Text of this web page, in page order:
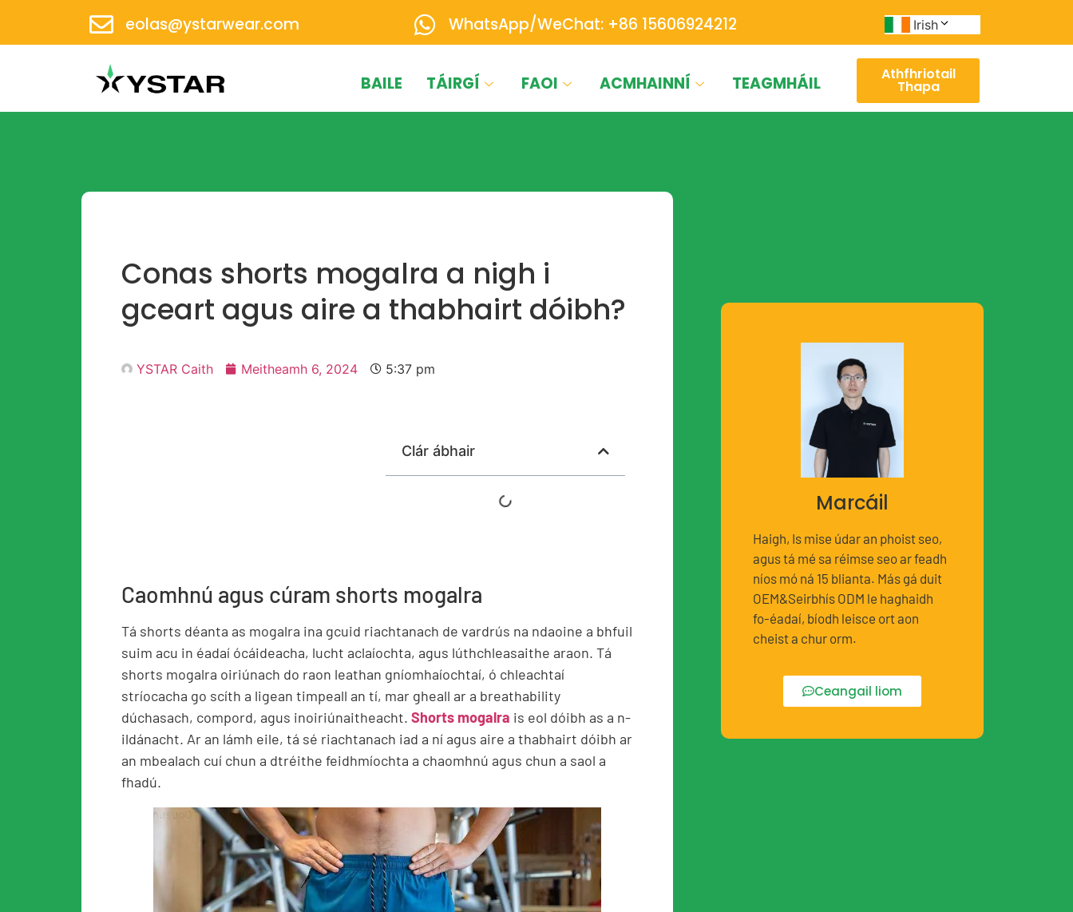
eolas@ystarwear.com WhatsApp/WeChat: +86 15606924212 Irish
BAILE TÁIRGÍ FAOI ACMHAINNÍ TEAGMHÁIL Athfhriotail
Thapa
Conas shorts mogalra a nigh i
gceart agus aire a thabhairt dóibh?
YSTAR Caith Meitheamh 6, 2024 5:37 pm
Clár ábhair
Caomhnú agus cúram shorts mogalra
Tá shorts déanta as mogalra ina gcuid riachtanach de vardrús na ndaoine a bhfuil
suim acu in éadaí ócáideacha, lucht aclaíochta, agus lúthchleasaithe araon. Tá
shorts mogalra oiriúnach do raon leathan gníomhaíochtaí, ó chleachtaí
stríocacha go scíth a ligean timpeall an tí, mar gheall ar a breathability
dúchasach, compord, agus inoiriúnaitheacht. Shorts mogalra is eol dóibh as a n-
ildánacht. Ar an lámh eile, tá sé riachtanach iad a ní agus aire a thabhairt dóibh ar
an mbealach cuí chun a dtréithe feidhmíochta a chaomhnú agus chun a saol a
fhadú.
Marcáil
Haigh, Is mise údar an phoist seo,
agus tá mé sa réimse seo ar feadh
níos mó ná 15 blianta. Más gá duit
OEM&Seirbhís ODM le haghaidh
fo-éadaí, bíodh leisce ort aon
cheist a chur orm.
Ceangail liom